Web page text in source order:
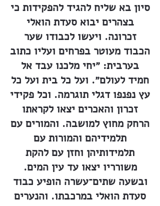
סיון בא שליח להגיד להפקידות כי
בצהרים יבוא סעדת הואלי
זכרונה. ויעשו לכבודו שער
הכבוד מעוטר בפרחים ועליו כתוב
בערבית: ״יחי מלכנו עבד אל
חמיד לעולם״. ועל כל בית ועל כל
עץ נפנפו דגלי תוגרמה. וכל פקידי
זכרון והאכרים יצאו לקראתו
הרחק מחוץ למושבה. והמורים עם
תלמידיהם והמורות עם
תלמידותיהן וחזן עם להקת
משורריו יצאו עד עין המים.
ובשעה שתים־עשרה הופיע כבוד
סעדת הואלי במרכבתו. והנערים